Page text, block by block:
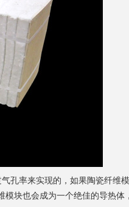
孔率来实现的，如果陶瓷纤维
块也会成为一个绝佳的导热体